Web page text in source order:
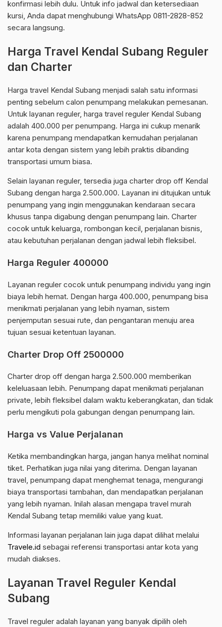
konfirmasi lebih dulu. Untuk info jadwal dan ketersediaan
kursi, Anda dapat menghubungi WhatsApp 0811-2828-852
secara langsung.
Harga Travel Kendal Subang Reguler
dan Charter
Harga travel Kendal Subang menjadi salah satu informasi
penting sebelum calon penumpang melakukan pemesanan.
Untuk layanan reguler, harga travel reguler Kendal Subang
adalah 400.000 per penumpang. Harga ini cukup menarik
karena penumpang mendapatkan kemudahan perjalanan
antar kota dengan sistem yang lebih praktis dibanding
transportasi umum biasa.
Selain layanan reguler, tersedia juga charter drop off Kendal
Subang dengan harga 2.500.000. Layanan ini ditujukan untuk
penumpang yang ingin menggunakan kendaraan secara
khusus tanpa digabung dengan penumpang lain. Charter
cocok untuk keluarga, rombongan kecil, perjalanan bisnis,
atau kebutuhan perjalanan dengan jadwal lebih fleksibel.
Harga Reguler 400000
Layanan reguler cocok untuk penumpang individu yang ingin
biaya lebih hemat. Dengan harga 400.000, penumpang bisa
menikmati perjalanan yang lebih nyaman, sistem
penjemputan sesuai rute, dan pengantaran menuju area
tujuan sesuai ketentuan layanan.
Charter Drop Off 2500000
Charter drop off dengan harga 2.500.000 memberikan
keleluasaan lebih. Penumpang dapat menikmati perjalanan
private, lebih fleksibel dalam waktu keberangkatan, dan tidak
perlu mengikuti pola gabungan dengan penumpang lain.
Harga vs Value Perjalanan
Ketika membandingkan harga, jangan hanya melihat nominal
tiket. Perhatikan juga nilai yang diterima. Dengan layanan
travel, penumpang dapat menghemat tenaga, mengurangi
biaya transportasi tambahan, dan mendapatkan perjalanan
yang lebih nyaman. Inilah alasan mengapa travel murah
Kendal Subang tetap memiliki value yang kuat.
Informasi layanan perjalanan lain juga dapat dilihat melalui
Travele.id sebagai referensi transportasi antar kota yang
mudah diakses.
Layanan Travel Reguler Kendal
Subang
Travel reguler adalah layanan yang banyak dipilih oleh